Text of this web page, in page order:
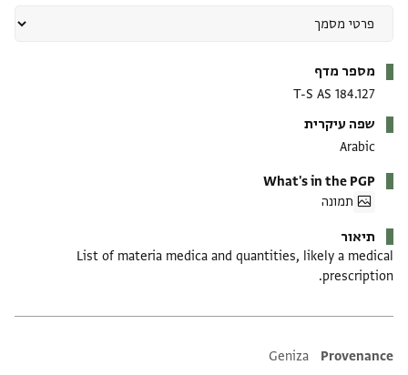
מספר מדף
T-S AS 184.127
שפה עיקרית
Arabic
What's in the PGP
תמונה
תיאור
List of materia medica and quantities, likely a medical
prescription.
Additional metadata
Provenance
Geniza